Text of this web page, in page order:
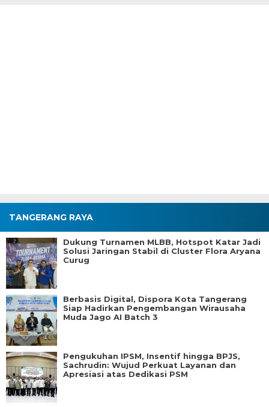
TANGERANG RAYA
Dukung Turnamen MLBB, Hotspot Katar Jadi
Solusi Jaringan Stabil di Cluster Flora Aryana
Curug
Berbasis Digital, Dispora Kota Tangerang
Siap Hadirkan Pengembangan Wirausaha
Muda Jago AI Batch 3
Pengukuhan IPSM, Insentif hingga BPJS,
Sachrudin: Wujud Perkuat Layanan dan
Apresiasi atas Dedikasi PSM